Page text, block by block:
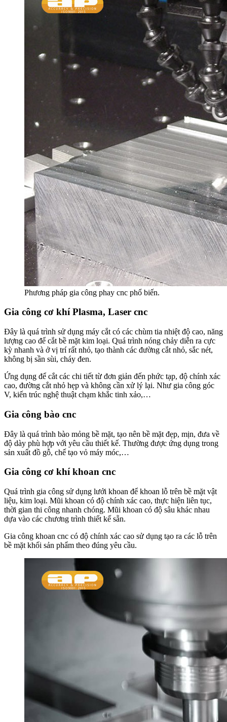
Phương pháp gia công phay cnc phổ biến.
Gia công cơ khí Plasma, Laser cnc
Đây là quá trình sử dụng máy cắt có các chùm tia nhiệt độ cao, năng
lượng cao để cắt bề mặt kim loại. Quá trình nóng chảy diễn ra cực
kỳ nhanh và ở vị trí rất nhỏ, tạo thành các đường cắt nhỏ, sắc nét,
không bị sần sùi, cháy đen.
Ứng dụng để cắt các chi tiết từ đơn giản đến phức tạp, độ chính xác
cao, đường cắt nhỏ hẹp và không cần xử lý lại. Như gia công góc
V, kiến trúc nghệ thuật chạm khắc tinh xảo,…
Gia công bào cnc
Đây là quá trình bào mỏng bề mặt, tạo nên bề mặt đẹp, mịn, đưa về
độ dày phù hợp với yêu cầu thiết kế. Thường được ứng dụng trong
sản xuất đồ gỗ, chế tạo vỏ máy móc,…
Gia công cơ khí khoan cnc
Quá trình gia công sử dụng lưới khoan để khoan lỗ trên bề mặt vật
liệu, kim loại. Mũi khoan có độ chính xác cao, thực hiện liên tục,
thời gian thi công nhanh chóng. Mũi khoan có độ sâu khác nhau
dựa vào các chương trình thiết kế sẵn.
Gia công khoan cnc có độ chính xác cao sử dụng tạo ra các lỗ trên
bề mặt khối sản phẩm theo đúng yêu cầu.